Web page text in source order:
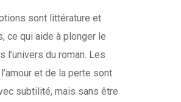
sont littérature et
ce qui aide à plonger le
l’univers du roman. Les
et de la perte sont
subtilité, mais sans être